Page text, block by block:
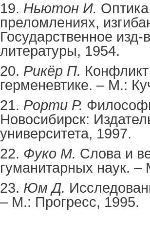
19. Ньютон И.
преломлениях,
Государственное изд-
литературы, 1954.
20. Рикёр П.
герменевтике. – М.:
21. Рорти Р.
Новосибирск:
университета, 1997.
22. Фуко М. Слова и
гуманитарных наук.
23. Юм Д.
– М.: Прогресс, 1995.